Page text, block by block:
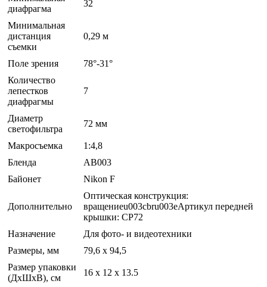
диафрагма
32
Минимальная
дистанция
съемки
0,29 м
Поле зрения
78°-31°
Количество
лепестков
диафрагмы
7
Диаметр
светофильтра
72 мм
Макросъемка
1:4,8
Бленда
AB003
Байонет
Nikon F
Дополнительно
Оптическая конструкция:
вращениеu003cbru003eАртикул передней
крышки: CP72
Назначение
Для фото- и видеотехники
Размеры, мм
79,6 x 94,5
Размер упаковки
(ДхШхВ), см
16 x 12 x 13.5